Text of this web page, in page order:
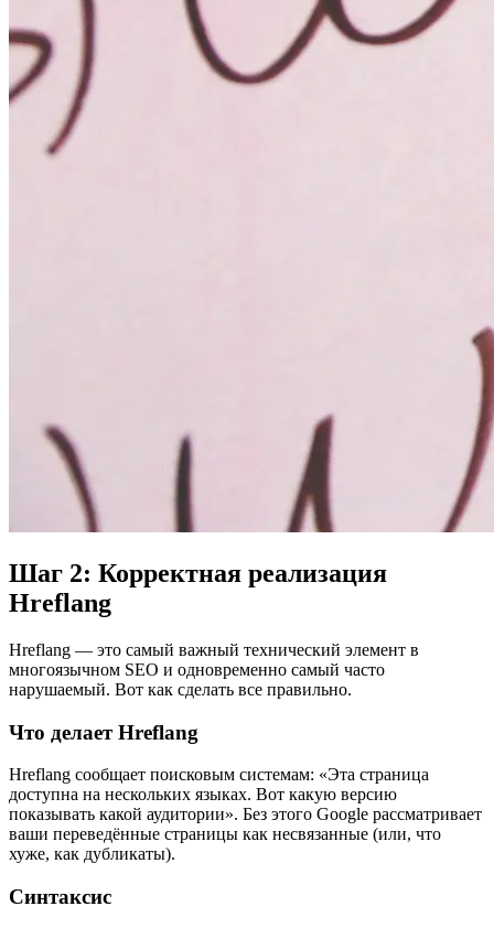
Шаг 2: Корректная реализация
Hreflang
Hreflang — это самый важный технический элемент в
многоязычном SEO и одновременно самый часто
нарушаемый. Вот как сделать все правильно.
Что делает Hreflang
Hreflang сообщает поисковым системам: «Эта страница
доступна на нескольких языках. Вот какую версию
показывать какой аудитории». Без этого Google рассматривает
ваши переведённые страницы как несвязанные (или, что
хуже, как дубликаты).
Синтаксис